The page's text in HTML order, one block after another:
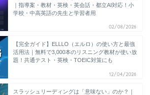
｜指導案・教材・英検・英会話・都立AI対応！小
学校・中高英語の先生と学習者用
02/08/2026
【完全ガイド】ELLLO（エルロ）の使い方と最強
活用法｜無料で3,000本のリスニング教材が使い放
題！共通テスト・英検・TOEIC対策にも
12/04/2026
スラッシュリーディングは「意味ない」のか？｜